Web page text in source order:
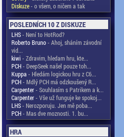
Diskuze- o všem, o ničem a tak
POSLEDNÍCH 10 Z DISKUZE
LHS- Není to HotRod?
Roberto Bruno- Ahoj, sháním závodní
vid...
kiwi - Zdravim, hledam hru, kte...
PCH- DeepSeek našel pouze toh...
Kuppa - Hledám logickou hru z C6...
PCH- Mdlý PCH má odzkoušený R...
Carpenter- Souhlasím s Patrikem a k...
Carpenter- Vše už funguje ke spokoj...
LHS- Nerozporuju. Jen mě poba...
PCH- Mas dve moznosti. 1. bu...
HRA